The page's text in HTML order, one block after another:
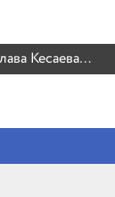
Кесаева…